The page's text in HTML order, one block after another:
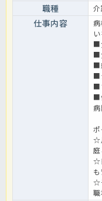
職種
仕事内容
■
■
■
■
■
■
ポ
☆
☆
も
☆
職